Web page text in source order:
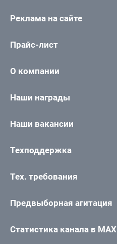
Реклама на сайте
Прайс-лист
О компании
Наши награды
Наши вакансии
Техподдержка
Тех. требования
Предвыборная агитация
Статистика канала в MAX